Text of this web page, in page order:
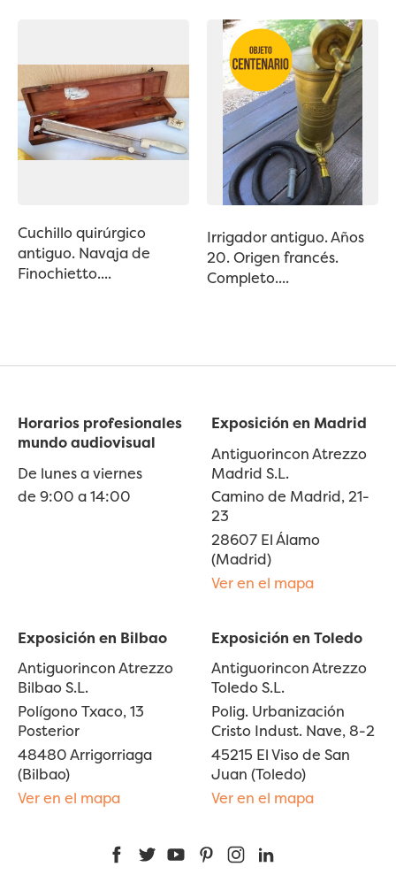
Cuchillo quirúrgico
antiguo. Navaja de
Finochietto....
Irrigador antiguo. Años
20. Origen francés.
Completo....
Horarios profesionales
mundo audiovisual
De lunes a viernes
de 9:00 a 14:00
Exposición en Madrid
Antiguorincon Atrezzo
Madrid S.L.
Camino de Madrid, 21-
23
28607 El Álamo
(Madrid)
Ver en el mapa
Exposición en Bilbao
Antiguorincon Atrezzo
Bilbao S.L.
Polígono Txaco, 13
Posterior
48480 Arrigorriaga
(Bilbao)
Ver en el mapa
Exposición en Toledo
Antiguorincon Atrezzo
Toledo S.L.
Polig. Urbanización
Cristo Indust. Nave, 8-2
45215 El Viso de San
Juan (Toledo)
Ver en el mapa
FacebookTwitterYouTubePinterestInstagram